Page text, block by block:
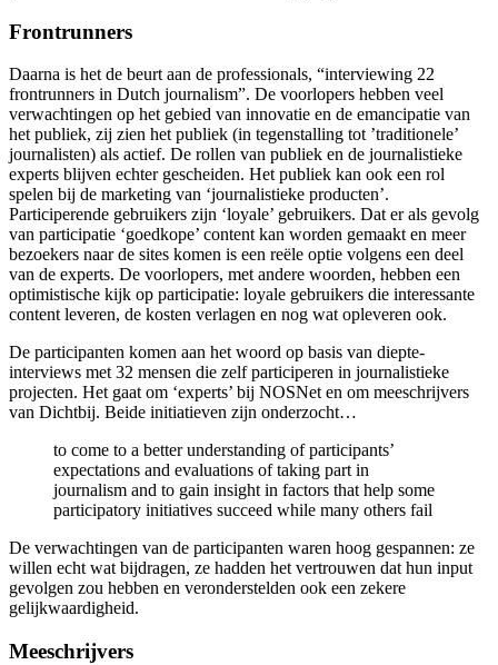
Frontrunners
Daarna is het de beurt aan de professionals, “interviewing 22
frontrunners in Dutch journalism”. De voorlopers hebben veel
verwachtingen op het gebied van innovatie en de emancipatie van
het publiek, zij zien het publiek (in tegenstalling tot ’traditionele’
journalisten) als actief. De rollen van publiek en de journalistieke
experts blijven echter gescheiden. Het publiek kan ook een rol
spelen bij de marketing van ‘journalistieke producten’.
Participerende gebruikers zijn ‘loyale’ gebruikers. Dat er als gevolg
van participatie ‘goedkope’ content kan worden gemaakt en meer
bezoekers naar de sites komen is een reële optie volgens een deel
van de experts. De voorlopers, met andere woorden, hebben een
optimistische kijk op participatie: loyale gebruikers die interessante
content leveren, de kosten verlagen en nog wat opleveren ook.
De participanten komen aan het woord op basis van diepte-
interviews met 32 mensen die zelf participeren in journalistieke
projecten. Het gaat om ‘experts’ bij NOSNet en om meeschrijvers
van Dichtbij. Beide initiatieven zijn onderzocht…
to come to a better understanding of participants’
expectations and evaluations of taking part in
journalism and to gain insight in factors that help some
participatory initiatives succeed while many others fail
De verwachtingen van de participanten waren hoog gespannen: ze
willen echt wat bijdragen, ze hadden het vertrouwen dat hun input
gevolgen zou hebben en veronderstelden ook een zekere
gelijkwaardigheid.
Meeschrijvers